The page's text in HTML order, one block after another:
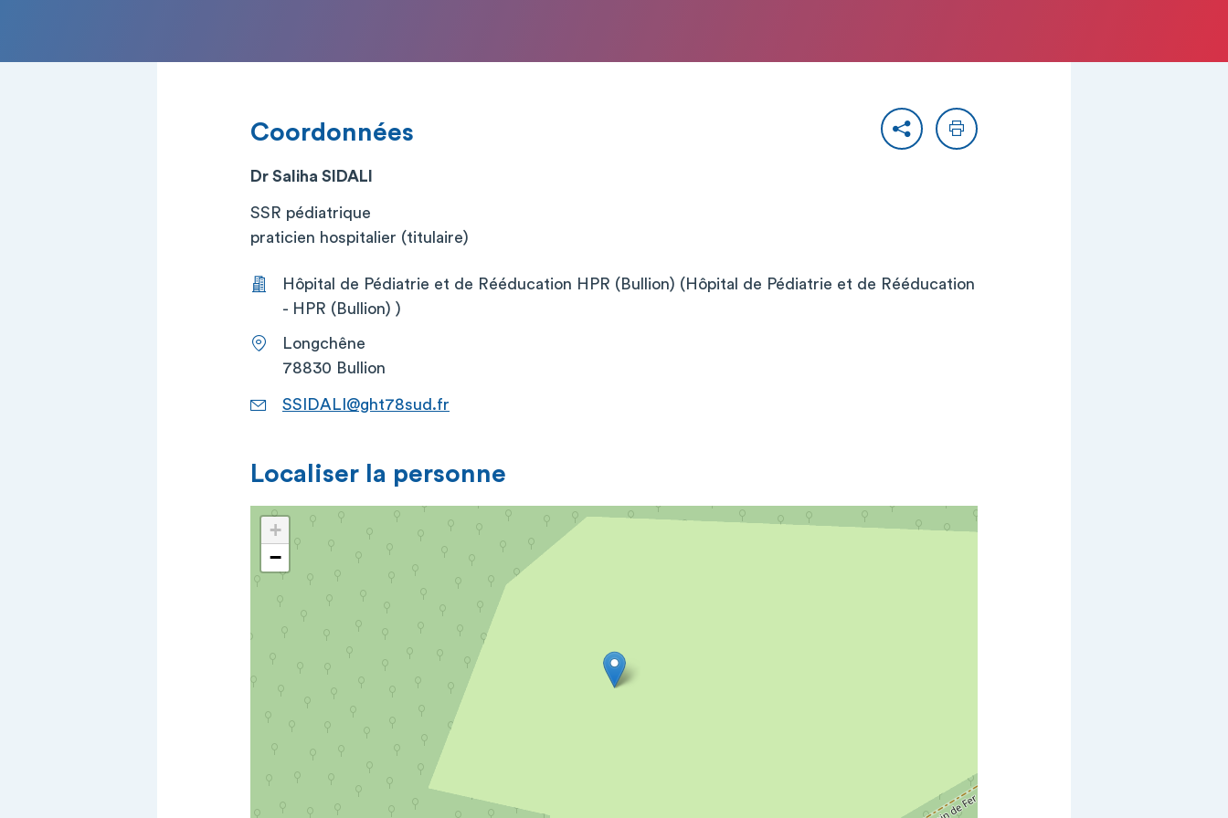
PartagerImprimer
Coordonnées
Dr Saliha SIDALI
SSR pédiatrique
praticien hospitalier (titulaire)
Hôpital de Pédiatrie et de Rééducation HPR (Bullion) (Hôpital de Pédiatrie et de Rééducation
- HPR (Bullion) )
Longchêne
78830 Bullion
SSIDALI@ght78sud.fr
Localiser la personne
+
−